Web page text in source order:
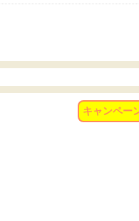
キャンペー